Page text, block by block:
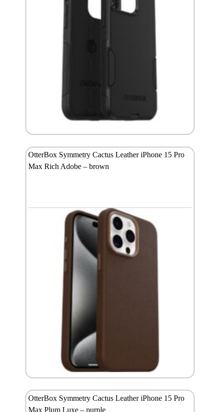
OtterBox Symmetry Cactus Leather iPhone 15 Pro
Max Rich Adobe – brown
OtterBox Symmetry Cactus Leather iPhone 15 Pro
Max Plum Luxe – purple